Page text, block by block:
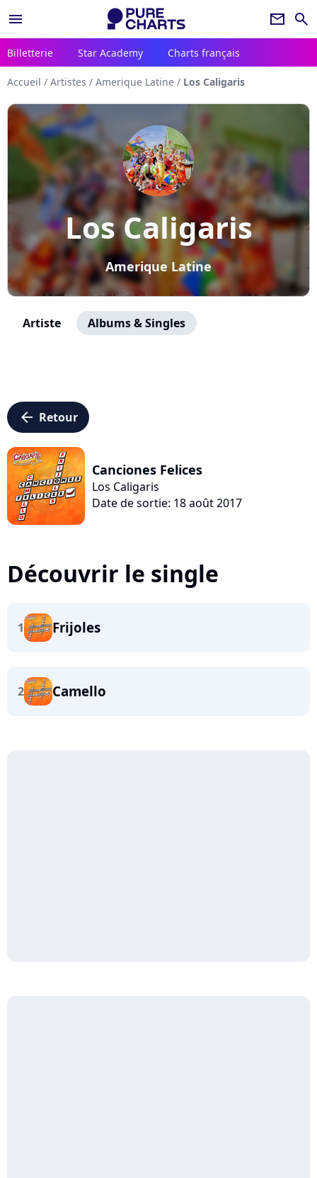
menu newsletter search
Billetterie Star Academy Charts français
Accueil / Artistes / Amerique Latine / Los Caligaris
Los Caligaris
Amerique Latine
Artiste Albums & Singles
arrow_left Retour
Canciones Felices
Los Caligaris
Date de sortie: 18 août 2017
Découvrir le single
1 Frijoles
2 Camello